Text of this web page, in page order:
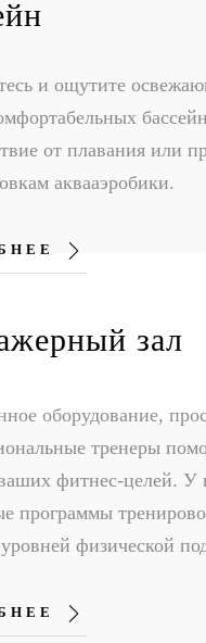
и ощутите
от плавания или
аквааэробики.
зал
оборудование,
тренеры
фитнес-целей. У
программы
физической